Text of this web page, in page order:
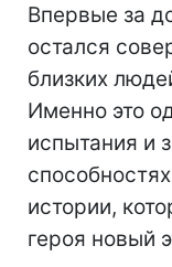
Впервые за
остался
близких
Именно это
испытания и
истории,
героя новый